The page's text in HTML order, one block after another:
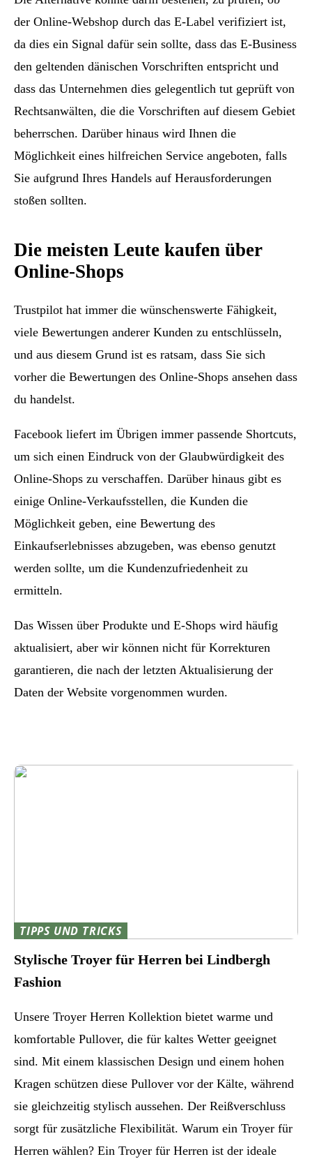
der Online-Webshop durch das E-Label verifiziert ist,
da dies ein Signal dafür sein sollte, dass das E-Business
den geltenden dänischen Vorschriften entspricht und
dass das Unternehmen dies gelegentlich tut geprüft von
Rechtsanwälten, die die Vorschriften auf diesem Gebiet
beherrschen. Darüber hinaus wird Ihnen die
Möglichkeit eines hilfreichen Service angeboten, falls
Sie aufgrund Ihres Handels auf Herausforderungen
stoßen sollten.
Die meisten Leute kaufen über
Online-Shops
Trustpilot hat immer die wünschenswerte Fähigkeit,
viele Bewertungen anderer Kunden zu entschlüsseln,
und aus diesem Grund ist es ratsam, dass Sie sich
vorher die Bewertungen des Online-Shops ansehen dass
du handelst.
Facebook liefert im Übrigen immer passende Shortcuts,
um sich einen Eindruck von der Glaubwürdigkeit des
Online-Shops zu verschaffen. Darüber hinaus gibt es
einige Online-Verkaufsstellen, die Kunden die
Möglichkeit geben, eine Bewertung des
Einkaufserlebnisses abzugeben, was ebenso genutzt
werden sollte, um die Kundenzufriedenheit zu
ermitteln.
Das Wissen über Produkte und E-Shops wird häufig
aktualisiert, aber wir können nicht für Korrekturen
garantieren, die nach der letzten Aktualisierung der
Daten der Website vorgenommen wurden.
TIPPS UND TRICKS
Stylische Troyer für Herren bei Lindbergh
Fashion
Unsere Troyer Herren Kollektion bietet warme und
komfortable Pullover, die für kaltes Wetter geeignet
sind. Mit einem klassischen Design und einem hohen
Kragen schützen diese Pullover vor der Kälte, während
sie gleichzeitig stylisch aussehen. Der Reißverschluss
sorgt für zusätzliche Flexibilität. Warum ein Troyer für
Herren wählen? Ein Troyer für Herren ist der ideale